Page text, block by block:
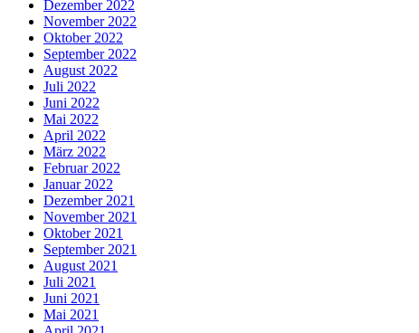
Dezember 2022
November 2022
Oktober 2022
September 2022
August 2022
Juli 2022
Juni 2022
Mai 2022
April 2022
März 2022
Februar 2022
Januar 2022
Dezember 2021
November 2021
Oktober 2021
September 2021
August 2021
Juli 2021
Juni 2021
Mai 2021